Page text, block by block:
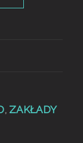
, ZAKŁADY